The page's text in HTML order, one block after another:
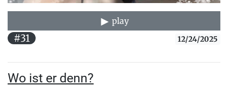
play
#31 12/24/2025
Wo ist er denn?